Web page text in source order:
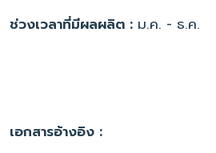
ช่วงเวลาที่มีผลผลิต : ม.ค. - ธ.ค.
เอกสารอ้างอิง :